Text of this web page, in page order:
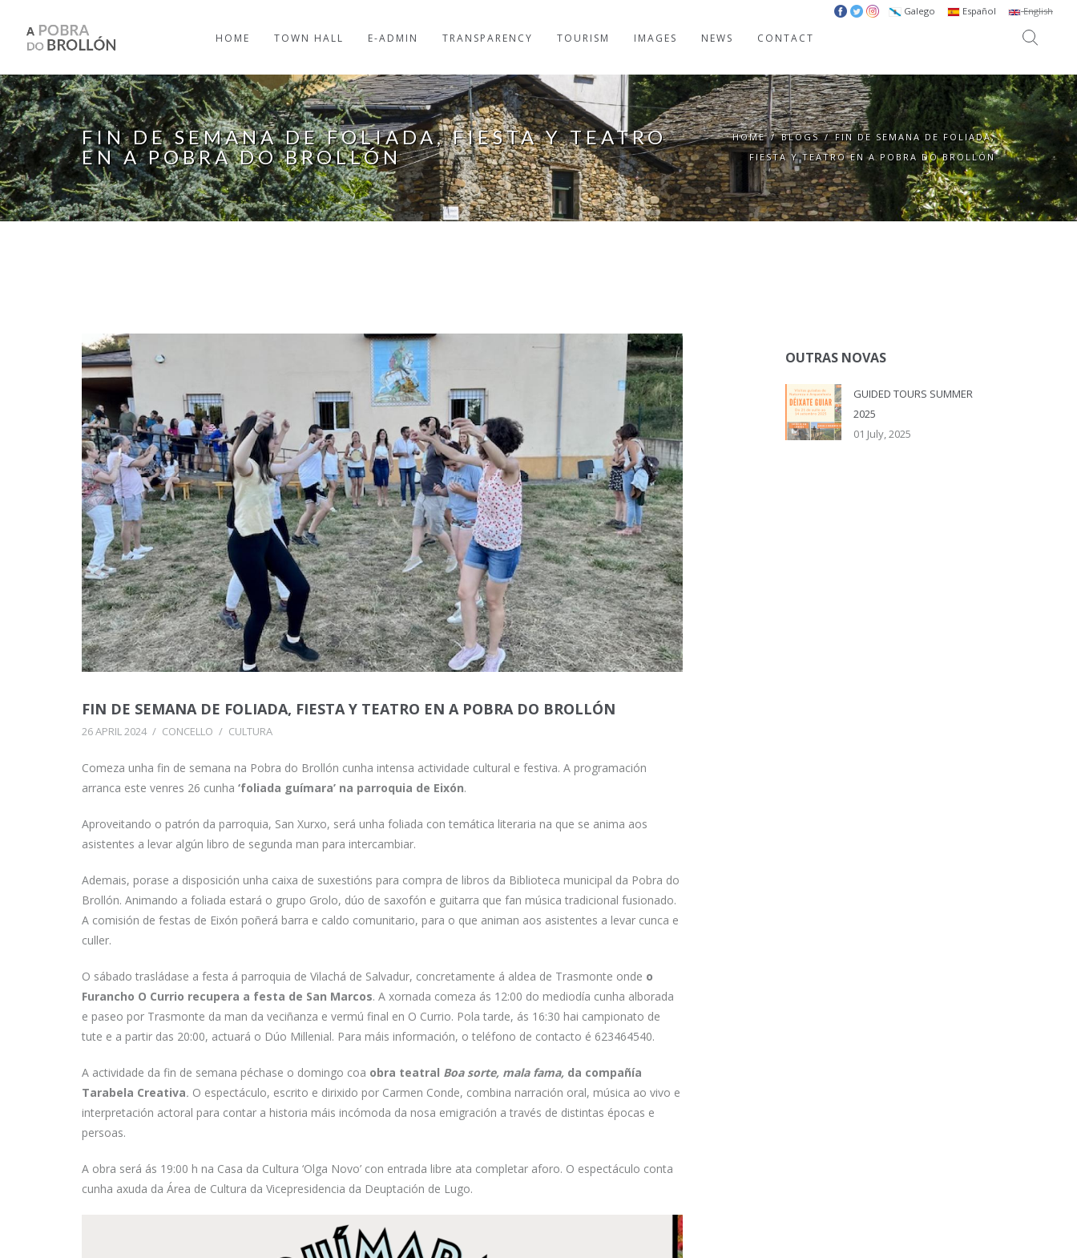
Galego Español English
HOME TOWN HALL E-ADMIN TRANSPARENCY TOURISM IMAGES NEWS CONTACT
FIN DE SEMANA DE FOLIADA, FIESTA Y TEATRO
EN A POBRA DO BROLLÓN
HOME / BLOGS / FIN DE SEMANA DE FOLIADA,
FIESTA Y TEATRO EN A POBRA DO BROLLÓN
FIN DE SEMANA DE FOLIADA, FIESTA Y TEATRO EN A POBRA DO BROLLÓN
26 APRIL 2024 / CONCELLO / CULTURA
Comeza unha fin de semana na Pobra do Brollón cunha intensa actividade cultural e festiva. A programación
arranca este venres 26 cunha ‘foliada guímara’ na parroquia de Eixón.
Aproveitando o patrón da parroquia, San Xurxo, será unha foliada con temática literaria na que se anima aos
asistentes a levar algún libro de segunda man para intercambiar.
Ademais, porase a disposición unha caixa de suxestións para compra de libros da Biblioteca municipal da Pobra do
Brollón. Animando a foliada estará o grupo Grolo, dúo de saxofón e guitarra que fan música tradicional fusionado.
A comisión de festas de Eixón poñerá barra e caldo comunitario, para o que animan aos asistentes a levar cunca e
culler.
O sábado trasládase a festa á parroquia de Vilachá de Salvadur, concretamente á aldea de Trasmonte onde o
Furancho O Currio recupera a festa de San Marcos. A xornada comeza ás 12:00 do mediodía cunha alborada
e paseo por Trasmonte da man da veciñanza e vermú final en O Currio. Pola tarde, ás 16:30 hai campionato de
tute e a partir das 20:00, actuará o Dúo Millenial. Para máis información, o teléfono de contacto é 623464540.
A actividade da fin de semana péchase o domingo coa obra teatral Boa sorte, mala fama, da compañía
Tarabela Creativa. O espectáculo, escrito e dirixido por Carmen Conde, combina narración oral, música ao vivo e
interpretación actoral para contar a historia máis incómoda da nosa emigración a través de distintas épocas e
persoas.
A obra será ás 19:00 h na Casa da Cultura ‘Olga Novo’ con entrada libre ata completar aforo. O espectáculo conta
cunha axuda da Área de Cultura da Vicepresidencia da Deuptación de Lugo.
OUTRAS NOVAS
GUIDED TOURS SUMMER
2025
01 July, 2025